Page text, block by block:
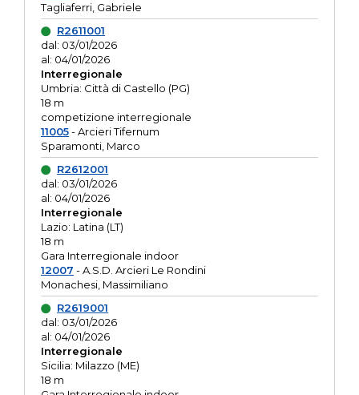
Tagliaferri, Gabriele
R2611001
dal: 03/01/2026
al: 04/01/2026
Interregionale
Umbria: Città di Castello (PG)
18 m
competizione interregionale
11005- Arcieri Tifernum
Sparamonti, Marco
R2612001
dal: 03/01/2026
al: 04/01/2026
Interregionale
Lazio: Latina (LT)
18 m
Gara Interregionale indoor
12007 - A.S.D. Arcieri Le Rondini
Monachesi, Massimiliano
R2619001
dal: 03/01/2026
al: 04/01/2026
Interregionale
Sicilia: Milazzo (ME)
18 m